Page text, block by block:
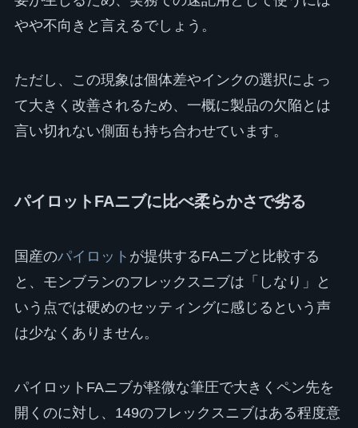
やや不向きと言えるでしょう。
ただし、この現象は個体差やインクの選択によっ
て大きく改善されるため、一概に製品の欠陥とは
言い切れない側面も持ち合わせています。
パイロットFAニブに比べ柔らかさで劣る
国産のパイロット が提供するFAニブと比較する
と、モンブランのフレックスニブは「しなり」と
いう点では硬めのセッティングに感じるという声
は少なくありません。
パイロットFAニブが軽微な筆圧で大きくペン先を
開くのに対し、149のフレックスニブはある程度意